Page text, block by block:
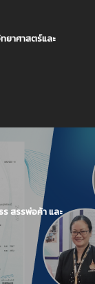
ยาศาสตร์และ
สรรพ่อค้า และ